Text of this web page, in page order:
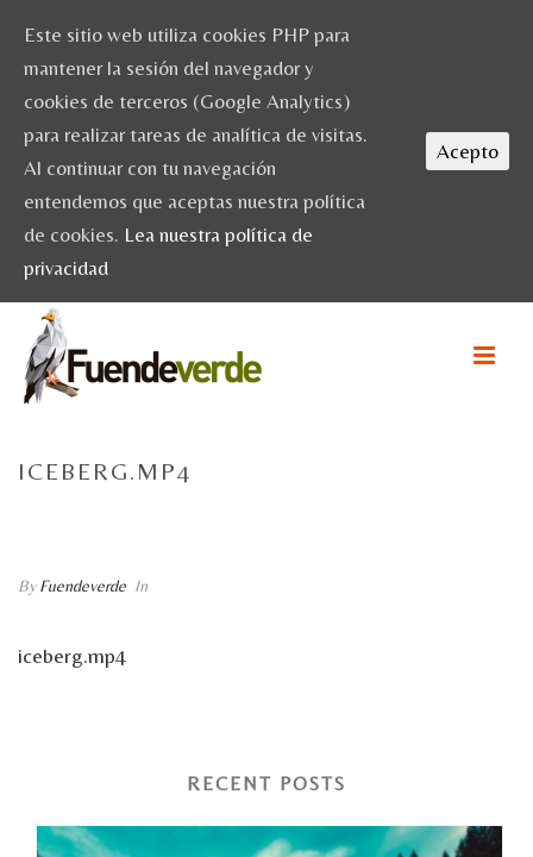
ICEBERG.MP4
ByFuendeverde In
iceberg.mp4
RECENT POSTS
Este sitio web utiliza cookies PHP para
mantener la sesión del navegador y
cookies de terceros (Google Analytics)
para realizar tareas de analítica de visitas.
Al continuar con tu navegación
entendemos que aceptas nuestra política
de cookies. Lea nuestra política de
privacidad
Acepto